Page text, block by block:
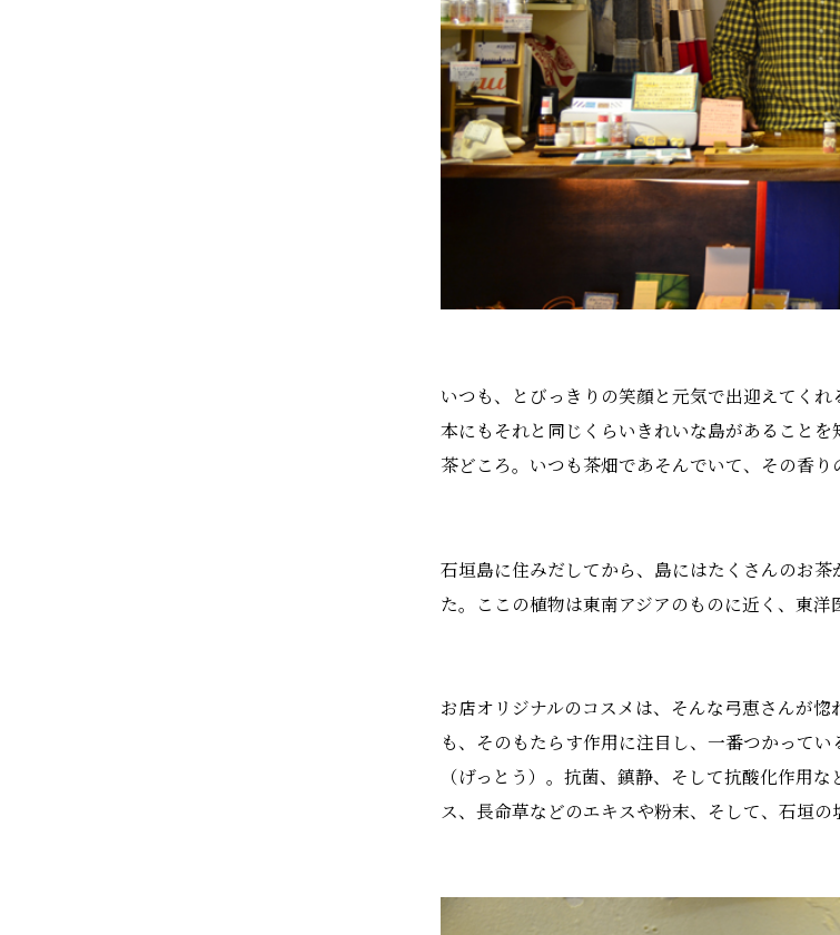
いつも、とびっきりの笑顔と元気で出迎えてく
本にもそれと同じくらいきれいな島があること
茶どころ。いつも茶畑であそんでいて、その香
石垣島に住みだしてから、島にはたくさんのお
た。ここの植物は東南アジアのものに近く、東洋
お店オリジナルのコスメは、そんな弓恵さんが
も、そのもたらす作用に注目し、一番つかって
（げっとう）。抗菌、鎮静、そして抗酸化作用
ス、長命草などのエキスや粉末、そして、石垣の